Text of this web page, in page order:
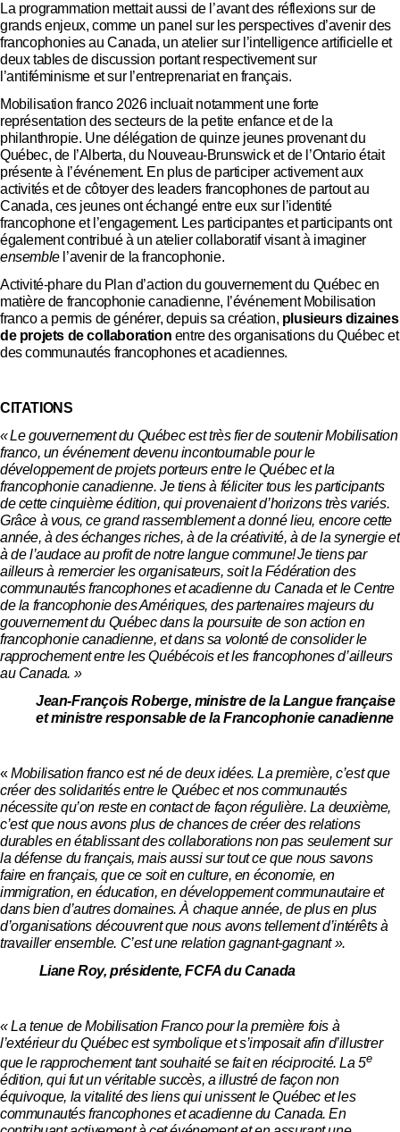
La programmation mettait aussi de l’avant des réflexions sur de
grands enjeux, comme un panel sur les perspectives d’avenir des
francophonies au Canada, un atelier sur l’intelligence artificielle et
deux tables de discussion portant respectivement sur
l’antiféminisme et sur l’entreprenariat en français.
Mobilisation franco 2026 incluait notamment une forte
représentation des secteurs de la petite enfance et de la
philanthropie. Une délégation de quinze jeunes provenant du
Québec, de l’Alberta, du Nouveau-Brunswick et de l’Ontario était
présente à l’événement. En plus de participer activement aux
activités et de côtoyer des leaders francophones de partout au
Canada, ces jeunes ont échangé entre eux sur l’identité
francophone et l’engagement. Les participantes et participants ont
également contribué à un atelier collaboratif visant à imaginer
ensemblel’avenir de la francophonie.
Activité-phare du Plan d’action du gouvernement du Québec en
matière de francophonie canadienne, l’événement Mobilisation
franco a permis de générer, depuis sa création, plusieurs dizaines
de projets de collaboration entre des organisations du Québec et
des communautés francophones et acadiennes.
CITATIONS
«Le gouvernement du Québec est très fier de soutenir Mobilisation
franco, un événement devenu incontournable pour le
développement de projets porteurs entre le Québec et la
francophonie canadienne. Je tiens à féliciter tous les participants
de cette cinquième édition, qui provenaient d’horizons très variés.
Grâce à vous, ce grand rassemblement a donné lieu, encore cette
année, à des échanges riches, à de la créativité, à de la synergie et
à de l’audace au profit de notre langue commune!Je tiens par
ailleurs à remercier les organisateurs, soit la Fédération des
communautés francophones et acadienne du Canada et le Centre
de la francophonie des Amériques, des partenaires majeurs du
gouvernement du Québec dans la poursuite de son action en
francophonie canadienne, et dans sa volonté de consolider le
rapprochement entre les Québécois et les francophones d’ailleurs
au Canada. »
Jean-François Roberge, ministre de la Langue française
et ministre responsable de la Francophonie canadienne
«Mobilisation franco est né de deux idées. La première, c’est que
créer des solidarités entre le Québec et nos communautés
nécessite qu’on reste en contact de façon régulière. La deuxième,
c’est que nous avons plus de chances de créer des relations
durables en établissant des collaborations non pas seulement sur
la défense du français, mais aussi sur tout ce que nous savons
faire en français, que ce soit en culture, en économie, en
immigration, en éducation, en développement communautaire et
dans bien d’autres domaines. À chaque année, de plus en plus
d’organisations découvrent que nous avons tellement d’intérêts à
travailler ensemble. C’est une relation gagnant-gagnant ».
Liane Roy, présidente, FCFA du Canada
« La tenue de Mobilisation Franco pour la première fois à
l’extérieur du Québec est symbolique et s’imposait afin d’illustrer
que le rapprochement tant souhaité se fait en réciprocité. La 5e
édition, qui fut un véritable succès, a illustré de façon non
équivoque, la vitalité des liens qui unissent le Québec et les
communautés francophones et acadienne du Canada. En